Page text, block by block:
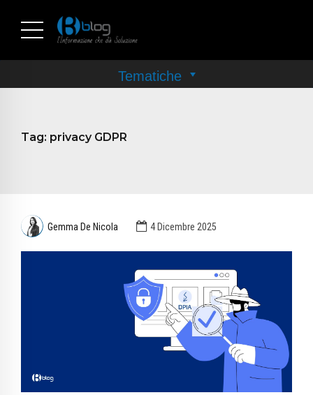
Tag: privacy GDPR
Gemma De Nicola 4 Dicembre 2025